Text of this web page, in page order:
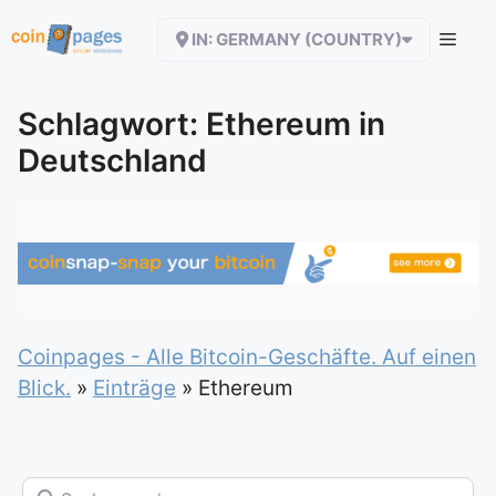
Inhalt
IN: GERMANY (COUNTRY)
Schlagwort: Ethereum in
Deutschland
Coinpages - Alle Bitcoin-Geschäfte. Auf einen
Blick. » Einträge » Ethereum
Suchen nach